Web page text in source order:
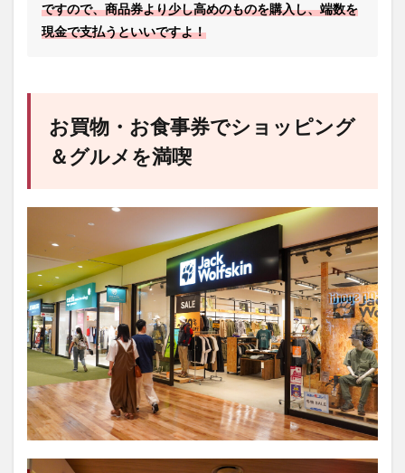
ですので、商品券より少し高めのものを購入し、端数を
現金で支払うといいですよ！
お買物・お食事券でショッピング
＆グルメを満喫